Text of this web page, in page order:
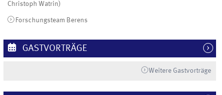
Christoph Watrin)
Forschungsteam Berens
GASTVORTRÄGE
Weitere Gastvorträge